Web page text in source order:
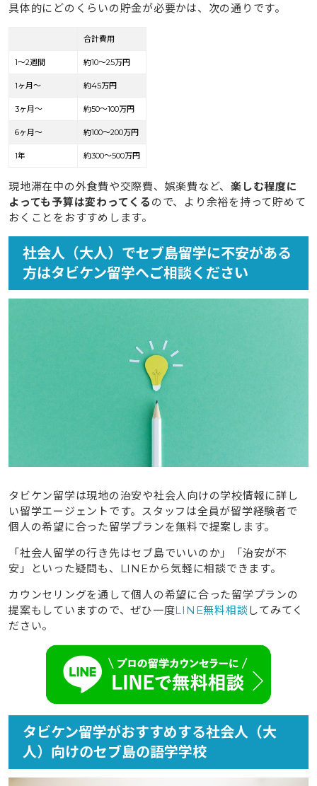
具体的にどのくらいの貯金が必要かは、次の通りです。
合計費用
1〜2週間 約10〜25万円
1ヶ月〜 約45万円
3ヶ月〜 約50〜100万円
6ヶ月〜 約100〜200万円
1年 約300〜500万円
現地滞在中の外食費や交際費、娯楽費など、 楽しむ程度に
よっても予算は変わってくる ので、より余裕を持って貯めて
おくことをおすすめします。
社会人（大人）でセブ島留学に不安がある
方はタビケン留学へご相談ください
タビケン留学は現地の治安や社会人向けの学校情報に詳し
い留学エージェントです。スタッフは全員が留学経験者で
個人の希望に合った留学プランを無料で提案します。
「社会人留学の行き先はセブ島でいいのか」「治安が不
安」といった疑問も、LINEから気軽に相談できます。
カウンセリングを通して個人の希望に合った留学プランの
提案もしていますので、ぜひ一度LINE無料相談してみてく
ださい。
タビケン留学がおすすめする社会人（大
人）向けのセブ島の語学学校